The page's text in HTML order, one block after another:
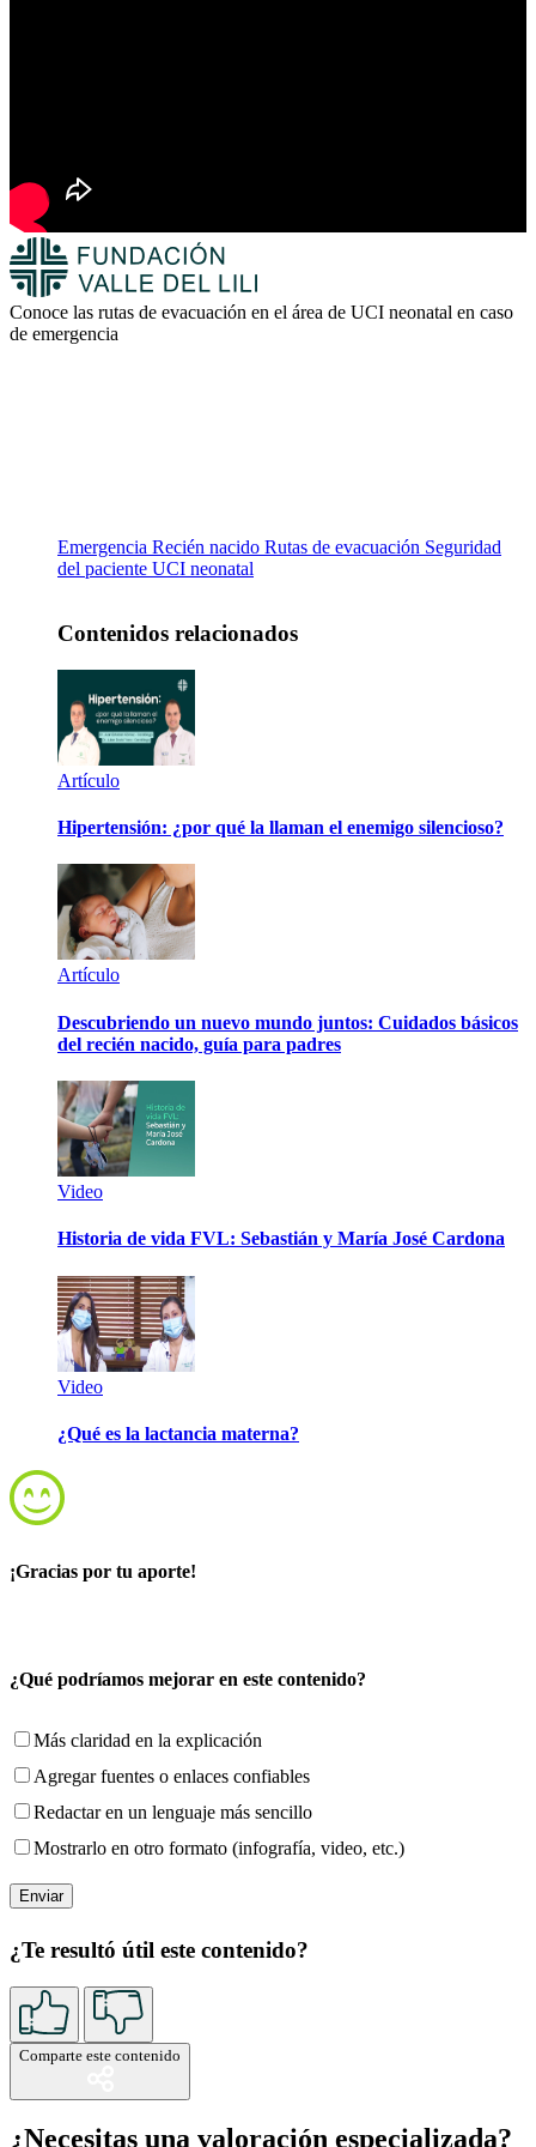
Conoce las rutas de evacuación en el área de UCI neonatal en caso
de emergencia
Emergencia Recién nacido Rutas de evacuación Seguridad
del paciente UCI neonatal
Contenidos relacionados
Artículo
Hipertensión: ¿por qué la llaman el enemigo silencioso?
Artículo
Descubriendo un nuevo mundo juntos: Cuidados básicos
del recién nacido, guía para padres
Video
Historia de vida FVL: Sebastián y María José Cardona
Video
¿Qué es la lactancia materna?
¡Gracias por tu aporte!
¿Qué podríamos mejorar en este contenido?
Más claridad en la explicación
Agregar fuentes o enlaces confiables
Redactar en un lenguaje más sencillo
Mostrarlo en otro formato (infografía, video, etc.)
¿Te resultó útil este contenido?
Comparte este contenido
¿Necesitas una valoración especializada?